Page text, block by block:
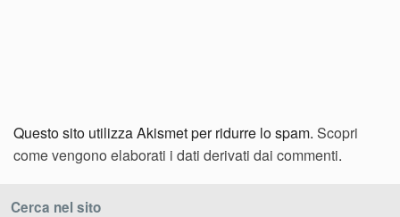
Questo sito utilizza Akismet per ridurre lo spam. Scopri
come vengono elaborati i dati derivati dai commenti.
Cerca nel sito